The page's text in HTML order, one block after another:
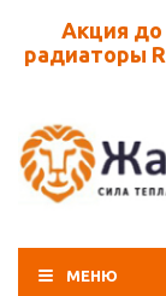
Акция
радиаторы
МЕНЮ